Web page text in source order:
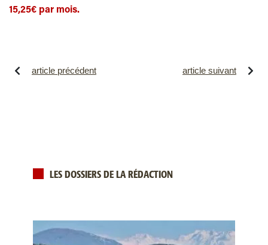
15,25€ par mois.
article précédent article suivant
LES DOSSIERS DE LA RÉDACTION